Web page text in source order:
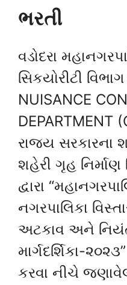
ભરતી
વડોદરા
સિકયોરીટી
NUISANCE
DEPARTMENT
રાજ્ય સરકારના
શહેરી ગૃહ નિર્માણ
દ્વારા
નગરપાલિકા
અટકાવ અને
માર્ગદર્શિકા-
કરવા નીચે